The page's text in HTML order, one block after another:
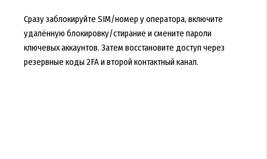
Сразу заблокируйте SIM/номер у оператора, включите
удалённую блокировку/стирание и смените пароли
ключевых аккаунтов. Затем восстановите доступ через
резервные коды 2FA и второй контактный канал.